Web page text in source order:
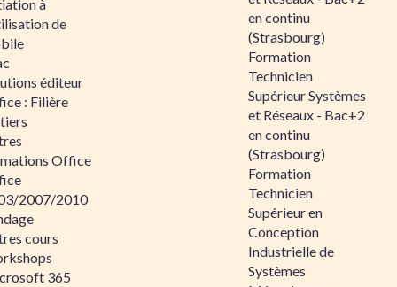
à
de
éditeur
: Filière
Office
2007/2010
cours
365
en continu
(Strasbourg)
Formation
Technicien
Supérieur Systèmes
et Réseaux - Bac+2
en continu
(Strasbourg)
Formation
Technicien
Supérieur en
Conception
Industrielle de
Systèmes